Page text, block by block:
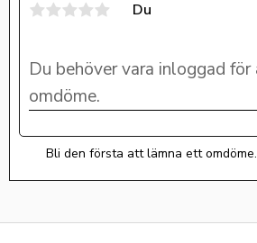
Du
Bli den första att lämna ett omdöme.